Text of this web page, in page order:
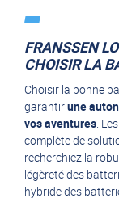
FRANSSEN
CHOISIR LA
Choisir la bonne
garantirune
vos aventures.
complète de
recherchiez la
légèreté des
hybride des